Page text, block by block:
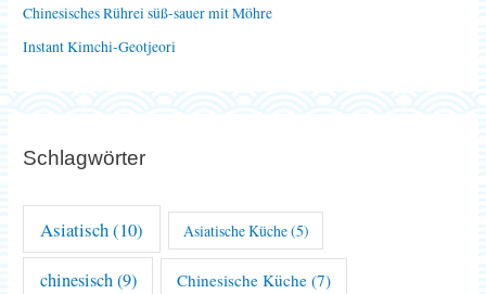
:Chinesisches Rührei süß-sauer mit Möhre
Instant Kimchi-Geotjeori
Schlagwörter
Asiatisch(10) Asiatische Küche(5)
chinesisch(9) Chinesische Küche (7)